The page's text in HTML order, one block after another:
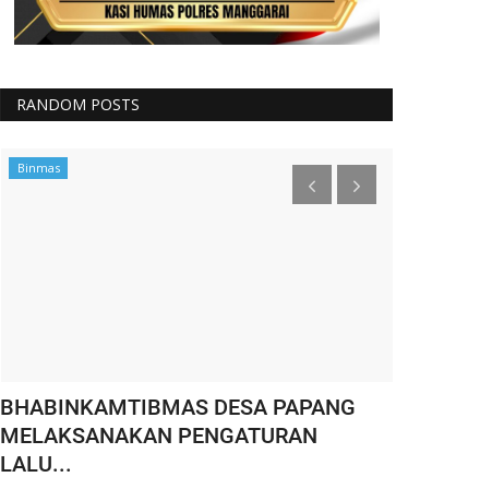
RANDOM POSTS
Binmas
BHABINKAMTIBMAS DESA PAPANG
MELAKSANAKAN PENGATURAN
LALU...